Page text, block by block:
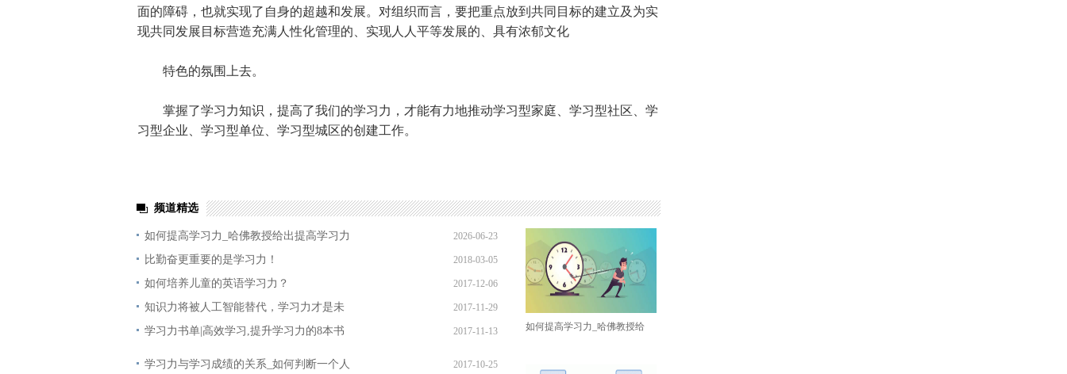
面的障碍，也就实现了自身的超越和发展。对组织而言，要把重点放到共同目标的建立及为实
现共同发展目标营造充满人性化管理的、实现人人平等发展的、具有浓郁文化
特色的氛围上去。
掌握了学习力知识，提高了我们的学习力，才能有力地推动学习型家庭、学习型社区、学
习型企业、学习型单位、学习型城区的创建工作。
频道精选
如何提高学习力_哈佛教授给出提高学习力 2026-06-23
09:32:17
比勤奋更重要的是学习力！ 2018-03-05
09:44:34
如何培养儿童的英语学习力？ 2017-12-06
13:51:27
知识力将被人工智能替代，学习力才是未 2017-11-29
12:36:04
学习力书单|高效学习,提升学习力的8本书 2017-11-13
学习力与学习成绩的关系_如何判断一个人 2017-10-25
如何提高学习力_哈佛教授给